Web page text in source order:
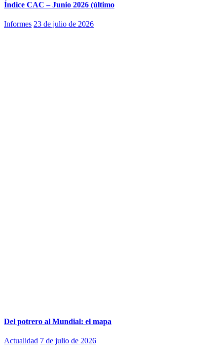
Índice CAC – Junio 2026 (último
Informes 23 de julio de 2026
Del potrero al Mundial: el mapa
Actualidad 7 de julio de 2026